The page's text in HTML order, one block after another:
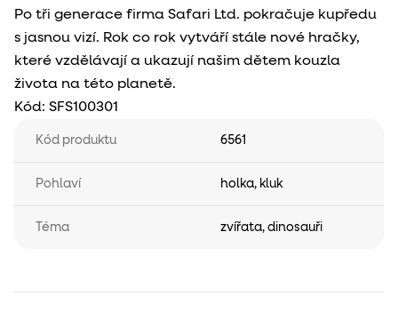
Po tři generace firma Safari Ltd. pokračuje kupředu
s jasnou vizí. Rok co rok vytváří stále nové hračky,
které vzdělávají a ukazují našim dětem kouzla
života na této planetě.
Kód: SFS100301
Kód produktu 6561
Pohlaví holka, kluk
Téma zvířata, dinosauři